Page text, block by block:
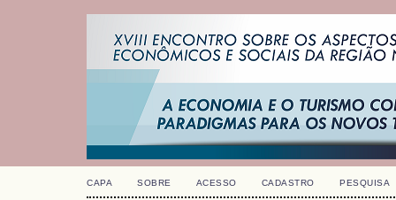
CAPA SOBRE ACESSO CADASTRO PESQUISA